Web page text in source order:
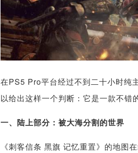
在PS5 Pro平台经过不到二十小时纯
以给出这样一个判断：它是一款不
一、 陆上部分：被大海分割的世界
《刺客信条 黑旗 记忆重置》的地